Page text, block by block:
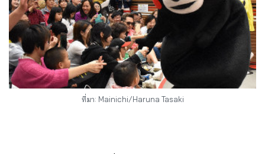
ที่มา: Mainichi/Haruna Tasaki